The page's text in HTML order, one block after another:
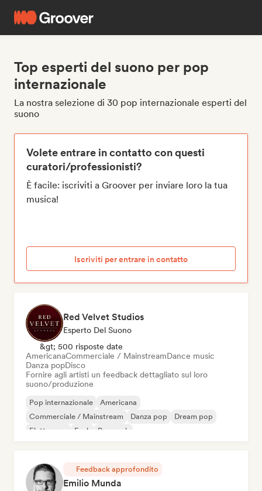
Top esperti del suono per pop
internazionale
La nostra selezione di 30 pop internazionale esperti del
suono
Volete entrare in contatto con questi
curatori/professionisti?
È facile: iscriviti a Groover per inviare loro la tua
musica!
Iscriviti per entrare in contatto
Red Velvet Studios
Esperto Del Suono
&gt; 500 risposte date
AmericanaCommerciale / MainstreamDance music
Danza popDisco
Fornire agli artisti un feedback dettagliato sul loro
suono/produzione
Pop internazionale
Americana
Commerciale / Mainstream
Danza pop
Dream pop
Elettropop
Funk Pop rock
Feedback approfondito
Emilio Munda